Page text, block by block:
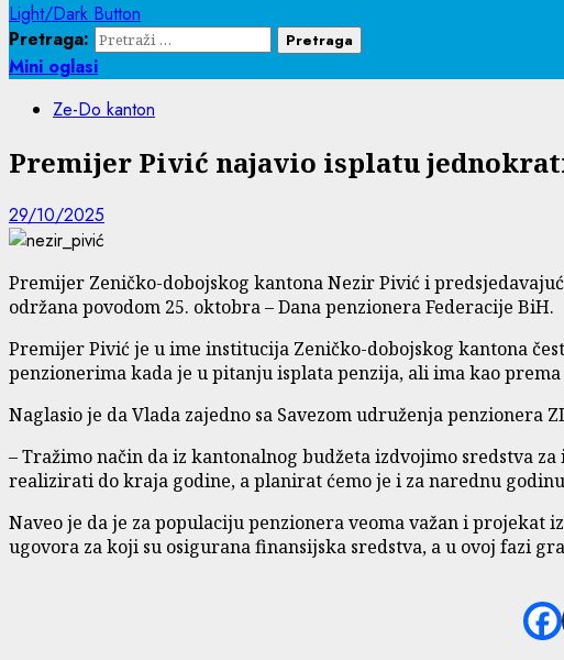
Light/Dark Button
Pretraga:
Mini oglasi
Ze-Do kanton
Premijer Pivić najavio isplatu
29/10/2025
Premijer Zeničko-dobojskog kantona Nezir Pivić i
održana povodom 25. oktobra – Dana penzionera Federacije BiH.
Premijer Pivić je u ime institucija Zeničko-dobojskog kantona
penzionerima kada je u pitanju isplata penzija, ali ima kao
Naglasio je da Vlada zajedno sa Savezom udruženja
– Tražimo način da iz kantonalnog budžeta izdvojimo sredstva
realizirati do kraja godine, a planirat ćemo je i za narednu
Naveo je da je za populaciju penzionera veoma važan i projekat
ugovora za koji su osigurana finansijska sredstva, a u ovoj fazi